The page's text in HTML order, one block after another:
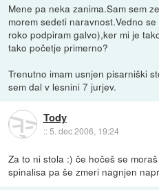
Mene pa neka zanima.Sam sem
morem sedeti naravnost.Vedno
roko podpiram galvo),ker mi je
tako početje primerno?
Trenutno imam usnjen pisarniški
sem dal v lesnini 7 jurjev.
Tody
::5. dec 2006, 19:24
Za to ni stola :) če hočeš se
spinalisa pa še zmeri nagnjen